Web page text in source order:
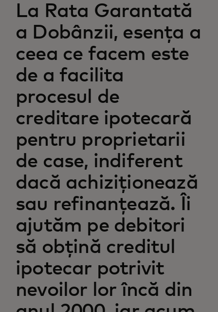
La Rata Garantată
a Dobânzii, esența a
ceea ce facem este
de a facilita
procesul de
creditare ipotecară
pentru proprietarii
de case, indiferent
dacă achiziționează
sau refinanțează. Îi
ajutăm pe debitori
să obțină creditul
ipotecar potrivit
nevoilor lor încă din